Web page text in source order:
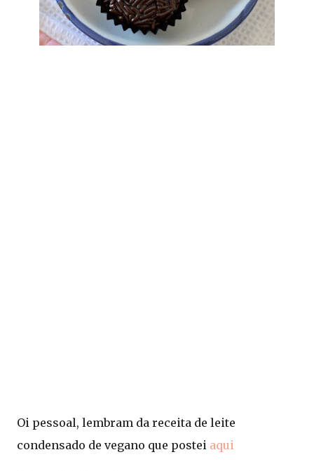
Oi pessoal, lembram da receita de leite
condensado de vegano que postei aqui